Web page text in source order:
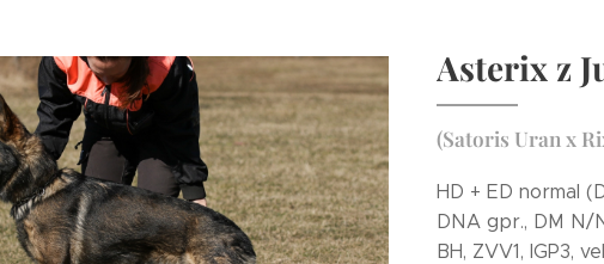
Asterix z
(Satoris Uran x
HD + ED normal
DNA gpr., DM N/
BH, ZVV1, IGP3,